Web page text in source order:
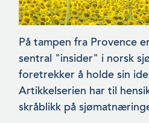
På tampen fra Provence
sentral "insider" i norsk
foretrekker å holde sin
Artikkelserien har til
skråblikk på